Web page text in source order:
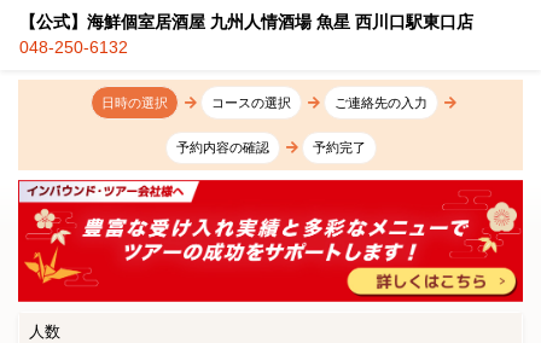
【公式】海鮮個室居酒屋 九州人情酒場 魚星 西川口駅東口店
048-250-6132
日時の選択 コースの選択 ご連絡先の入力
予約内容の確認 予約完了
人数